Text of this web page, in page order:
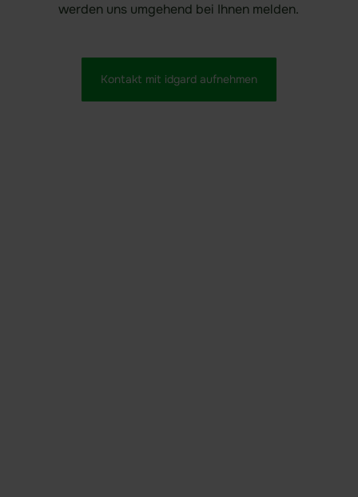
werden uns umgehend bei Ihnen melden.​
Kontakt mit idgard aufnehmen​